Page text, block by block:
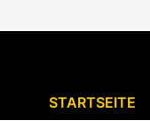
STARTSEITE